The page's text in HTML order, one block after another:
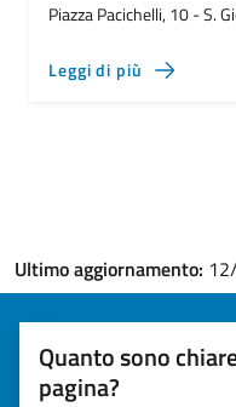
Piazza Pacichelli, 10 - S.
Leggi di più
Ultimo aggiornamento:
Quanto sono
pagina?